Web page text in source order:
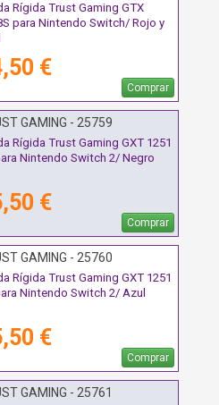
Rígida Trust Gaming GTX
para Nintendo Switch/ Rojo y
€
Comprar
GAMING - 25759
Rígida Trust Gaming GXT 1251
Nintendo Switch 2/ Negro
€
Comprar
GAMING - 25760
Rígida Trust Gaming GXT 1251
Nintendo Switch 2/ Azul
€
Comprar
GAMING - 25761